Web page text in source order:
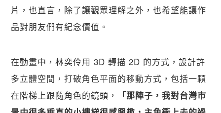
片，也直言，除了讓觀眾理解之外，也希望能讓作
品對朋友們有紀念價值。
在動畫中，林奕伶用 3D 轉描 2D 的方式，設計許
多立體空間，打破角色平面的移動方式，包括一顆
在階梯上跟隨角色的鏡頭，
「那陣子，我對台灣市